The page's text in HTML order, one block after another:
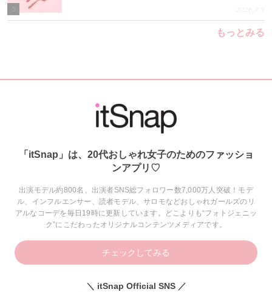
2026.7.9
もっとみる
「itSnap」は、20代おしゃれ女子のためのファッショ
ンアプリ♡
出演モデル約800名、出演者SNS総フォロワー数7,000万人突破！モデ
ル、インフルエンサー、読者モデル、サロモなどおしゃれガールズのリ
アルなコーデを毎日19時に更新しています。どこよりも“フォトジェニッ
ク”にこだわったオリジナルコンテンツメディアです。
チェックしてみる
＼ itSnap Official SNS ／